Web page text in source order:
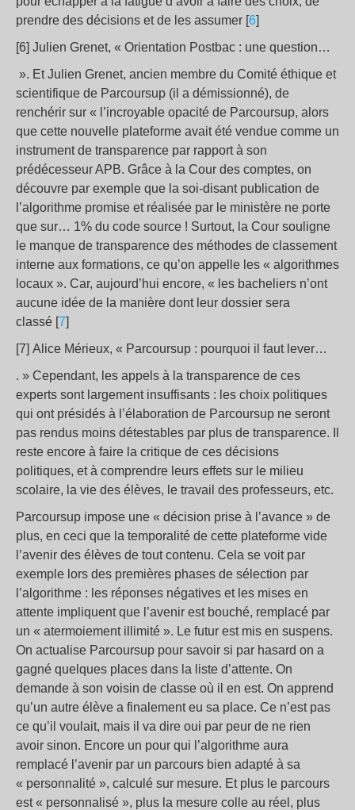
prendre des décisions et de les assumer [6]
[6] Julien Grenet, « Orientation Postbac : une question…
». Et Julien Grenet, ancien membre du Comité éthique et
scientifique de Parcoursup (il a démissionné), de
renchérir sur « l’incroyable opacité de Parcoursup, alors
que cette nouvelle plateforme avait été vendue comme un
instrument de transparence par rapport à son
prédécesseur APB. Grâce à la Cour des comptes, on
découvre par exemple que la soi-disant publication de
l’algorithme promise et réalisée par le ministère ne porte
que sur… 1% du code source ! Surtout, la Cour souligne
le manque de transparence des méthodes de classement
interne aux formations, ce qu’on appelle les « algorithmes
locaux ». Car, aujourd’hui encore, « les bacheliers n’ont
aucune idée de la manière dont leur dossier sera
classé [7]
[7] Alice Mérieux, « Parcoursup : pourquoi il faut lever…
. » Cependant, les appels à la transparence de ces
experts sont largement insuffisants : les choix politiques
qui ont présidés à l’élaboration de Parcoursup ne seront
pas rendus moins détestables par plus de transparence. Il
reste encore à faire la critique de ces décisions
politiques, et à comprendre leurs effets sur le milieu
scolaire, la vie des élèves, le travail des professeurs, etc.
Parcoursup impose une « décision prise à l’avance » de
plus, en ceci que la temporalité de cette plateforme vide
l’avenir des élèves de tout contenu. Cela se voit par
exemple lors des premières phases de sélection par
l’algorithme : les réponses négatives et les mises en
attente impliquent que l’avenir est bouché, remplacé par
un « atermoiement illimité ». Le futur est mis en suspens.
On actualise Parcoursup pour savoir si par hasard on a
gagné quelques places dans la liste d’attente. On
demande à son voisin de classe où il en est. On apprend
qu’un autre élève a finalement eu sa place. Ce n’est pas
ce qu’il voulait, mais il va dire oui par peur de ne rien
avoir sinon. Encore un pour qui l’algorithme aura
remplacé l’avenir par un parcours bien adapté à sa
« personnalité », calculé sur mesure. Et plus le parcours
est « personnalisé », plus la mesure colle au réel, plus